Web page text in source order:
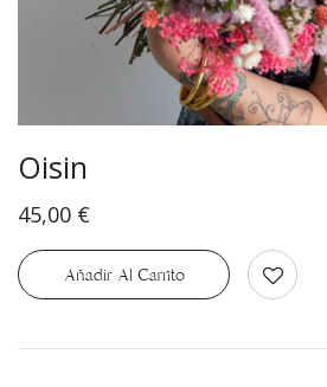
Oisin
45,00 €
Añadir Al Carrito